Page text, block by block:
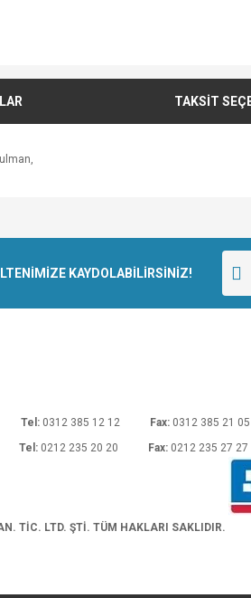
TAKSİT
KAYDOLABİLİRSİNİZ!
Tel: 0312 385 12 12 Fax: 0312
Tel: 0212 235 20 20 Fax: 0212 235
TİC. LTD. ŞTİ. TÜM HAKLARI SAKLIDIR.